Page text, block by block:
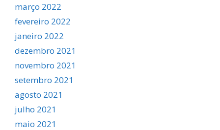
março 2022
fevereiro 2022
janeiro 2022
dezembro 2021
novembro 2021
setembro 2021
agosto 2021
julho 2021
maio 2021